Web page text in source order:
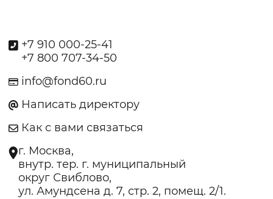
+7 910 000-25-41
+7 800 707-34-50
info@fond60.ru
Написать директору
Как с вами связаться
г. Москва,
внутр. тер. г. муниципальный
округ Свиблово,
ул. Амундсена д. 7, стр. 2, помещ. 2/1.